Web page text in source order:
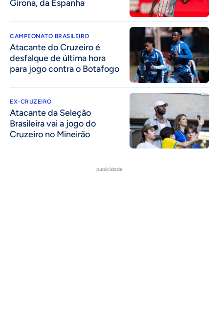
Girona, da Espanha
CAMPEONATO BRASILEIRO
Atacante do Cruzeiro é
desfalque de última hora
para jogo contra o Botafogo
EX-CRUZEIRO
Atacante da Seleção
Brasileira vai a jogo do
Cruzeiro no Mineirão
publicidade